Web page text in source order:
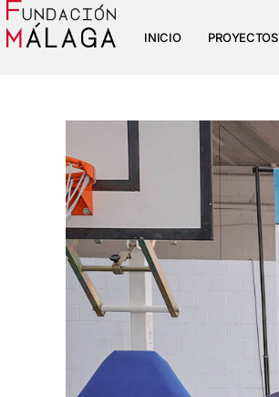
INICIO PROYECTOS